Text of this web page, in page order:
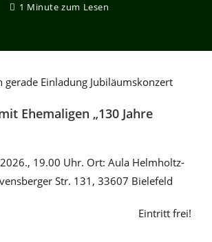
1 Minute zum Lesen
Ehemaligen „130 Jahre
19.00 Uhr. Ort: Aula Helmholtz-
Str. 131, 33607 Bielefeld
Eintritt frei!